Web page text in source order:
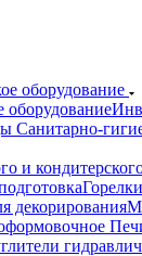
оборудование
оборудование
Санитарно-
и
декорирования